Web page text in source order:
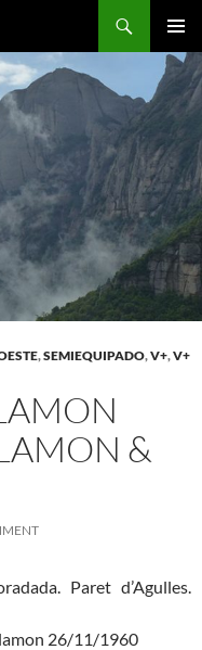
MENU
,SEMIEQUIPADO,V+,V+
&
Paret d’Agulles.
26/11/1960